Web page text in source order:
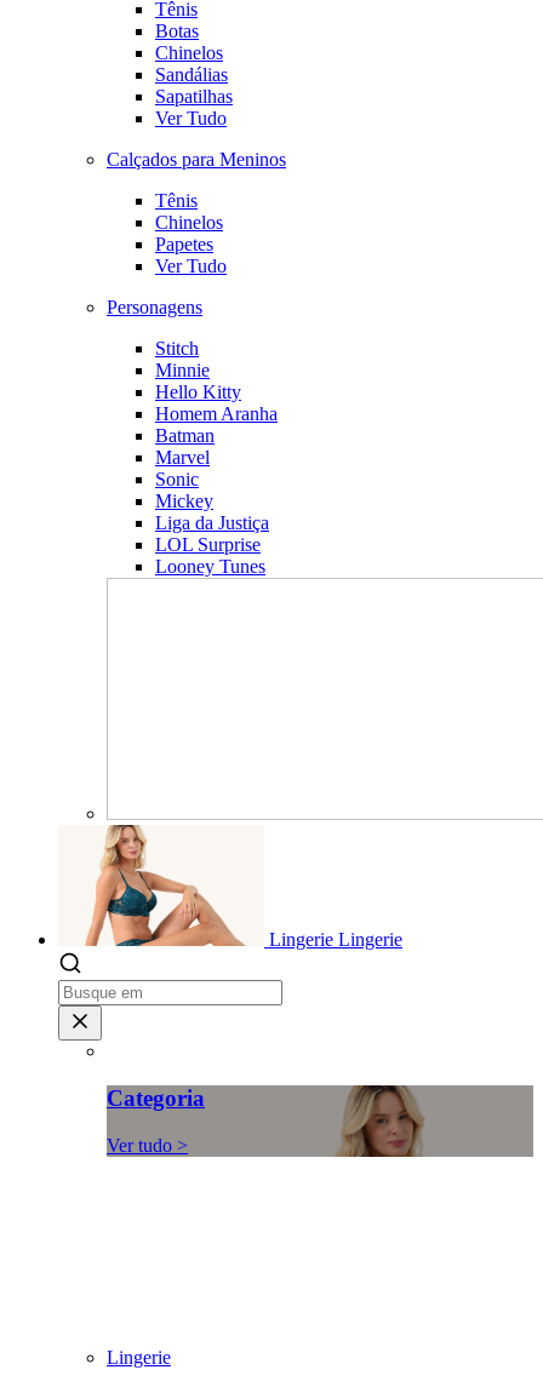
Tênis
Botas
Chinelos
Sandálias
Sapatilhas
Ver Tudo
Calçados para Meninos
Tênis
Chinelos
Papetes
Ver Tudo
Personagens
Stitch
Minnie
Hello Kitty
Homem Aranha
Batman
Marvel
Sonic
Mickey
Liga da Justiça
LOL Surprise
Looney Tunes
Lingerie Lingerie
Categoria
Ver tudo >
Lingerie